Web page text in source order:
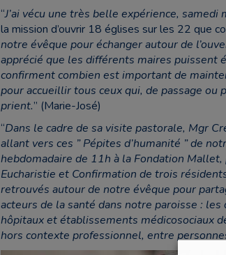
“J’ai vécu une très belle expérience,
la mission d’ouvrir 18 églises sur les 22 que
notre évêque pour échanger autour de
apprécié que les différents maires puissent
confirment combien est important de
pour accueillir tous ceux qui, de passage ou
prient.” (Marie-José)
“Dans le cadre de sa visite pastorale, Mgr
allant vers ces ” Pépites d’humanité ” de
hebdomadaire de 11h à la Fondation
Eucharistie et Confirmation de trois
retrouvés autour de notre évêque pour
acteurs de la santé dans notre paroisse :
hôpitaux et établissements médicosociaux
hors contexte professionnel, entre